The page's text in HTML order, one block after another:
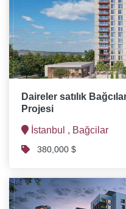
Daireler satılık
Projesi
İstanbul , Bağcilar
380,000 $